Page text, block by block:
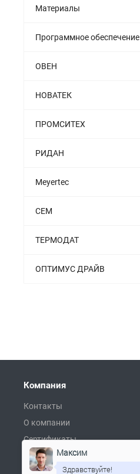
Материалы
Программное обеспечение
ОВЕН
НОВАТЕК
ПРОМСИТЕХ
РИДАН
Meyertec
СЕМ
ТЕРМОДАТ
ОПТИМУС ДРАЙВ
Компания
Контакты
О компании
Сертификаты
ПартнерыМаксим
Здравствуйте!